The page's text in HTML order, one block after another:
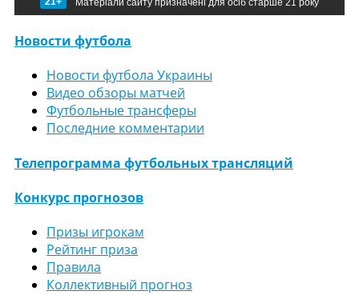
Новости футбола
Новости футбола Украины
Видео обзоры матчей
Футбольные трансферы
Последние комментарии
Телепрограмма футбольных трансляций
Конкурс прогнозов
Призы игрокам
Рейтинг приза
Правила
Коллективный прогноз